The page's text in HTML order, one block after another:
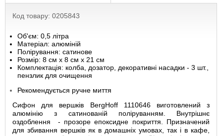
Код товару: 0205843
Об'єм: 0,5 літра
Матеріал: алюміній
Полірування: сатинове
Розмір: 8 см х 8 см х 21 см
Комплектація: колба, дозатор, декоративні насадки - 3 шт.,
пензлик для очищення
Рекомендується ручне миття
Сифон для вершків BergHoff 1110646 виготовлений з
алюмінію з сатинованій поліруванням. Внутрішнє
оздоблення - прозоре епоксидне покриття. Призначений
для збивання вершків як в домашніх умовах, так і в кафе,